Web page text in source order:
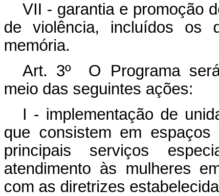
VII - garantia e promoção
de violência, incluídos
memória.
Art. 3º O Programa
meio das seguintes ações:
I - implementação de
que consistem em
principais serviços
atendimento às mulheres
com as diretrizes